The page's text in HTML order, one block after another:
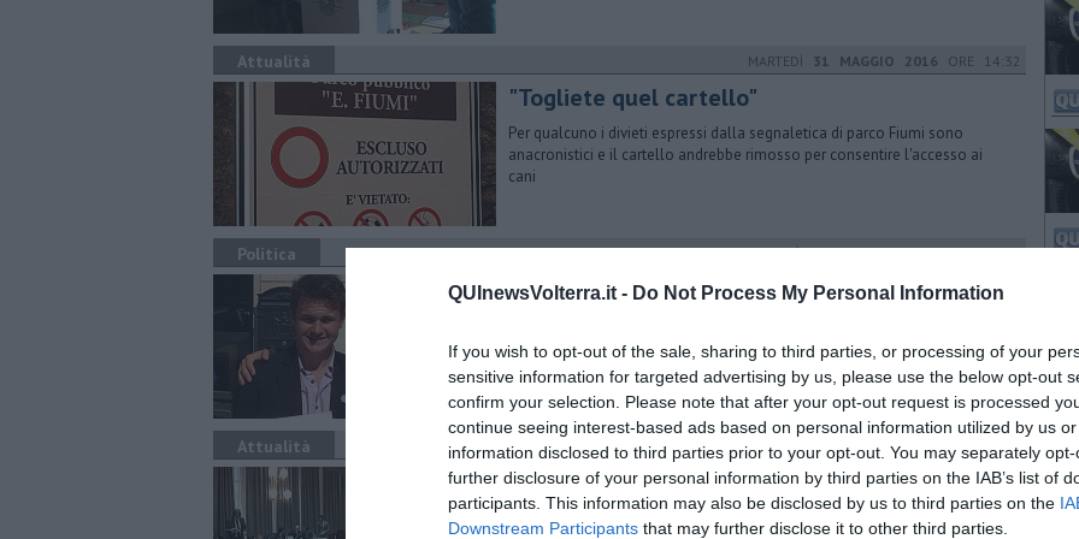
QUInewsVolterra.it - Do Not Process My Personal Information
If you wish to opt-out of the sale, sharing to third parties, or processing of your
sensitive information for targeted advertising by us, please use the below opt-out
confirm your selection. Please note that after your opt-out request is processed
continue seeing interest-based ads based on personal information utilized by us
information disclosed to third parties prior to your opt-out. You may separately
further disclosure of your personal information by third parties on the IAB’s list of
participants. This information may also be disclosed by us to third parties on the
Downstream Participants that may further disclose it to other third parties.
Attualità MARTEDÌ 31 MAGGIO 2016 ORE 14:32
"Togliete quel cartello"
Per qualcuno i divieti espressi dalla segnaletica di parco Fiumi sono
anacronistici e il cartello andrebbe rimosso per consentire l'accesso ai
cani
Politica LUNEDÌ04 AGOSTO 2014ORE 16:10
​“Vogliamo le preferenze nel Toscanellum”
ibrido: “Non lasciamole alla concessione di segreterie e segretari”
Attualità DOMENICA20 DICEMBRE 2015ORE 13:35
La riforma è legge, anche per le zone distretto
Al termine di una seduta fiume di cinque giorni del Consiglio regionale, è